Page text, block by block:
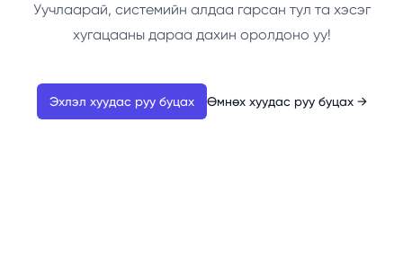
Уучлаарай, системийн алдаа гарсан тул та хэсэг
хугацааны дараа дахин оролдоно уу!
Эхлэл хуудас руу буцах Өмнөх хуудас руу буцах →